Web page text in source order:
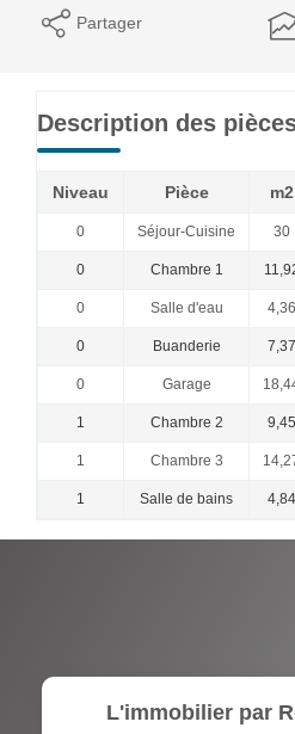
Partager
Description des
Niveau Pièce m2
0 Séjour-Cuisine 30
0 Chambre 1
0 Salle d'eau 4,36
0 Buanderie 7,37
0 Garage
1 Chambre 2 9,45
1 Chambre 3
1 Salle de bains 4,84
L'immobilier par